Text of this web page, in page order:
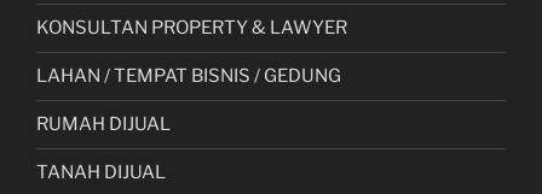
KONSULTAN PROPERTY & LAWYER
LAHAN / TEMPAT BISNIS / GEDUNG
RUMAH DIJUAL
TANAH DIJUAL